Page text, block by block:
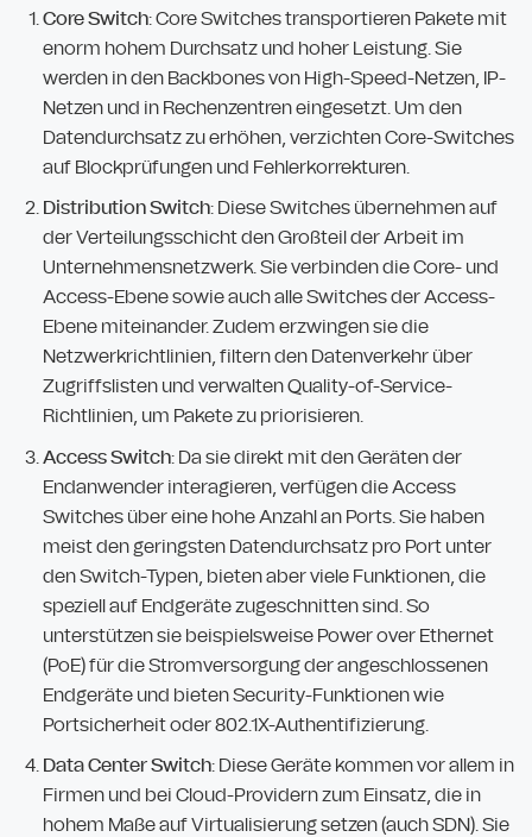
Core Switch: Core Switches transportieren Pakete mit
enorm hohem Durchsatz und hoher Leistung. Sie
werden in den Backbones von High-Speed-Netzen, IP-
Netzen und in Rechenzentren eingesetzt. Um den
Datendurchsatz zu erhöhen, verzichten Core-Switches
auf Blockprüfungen und Fehlerkorrekturen.
Distribution Switch: Diese Switches übernehmen auf
der Verteilungsschicht den Großteil der Arbeit im
Unternehmensnetzwerk. Sie verbinden die Core- und
Access-Ebene sowie auch alle Switches der Access-
Ebene miteinander. Zudem erzwingen sie die
Netzwerkrichtlinien, filtern den Datenverkehr über
Zugriffslisten und verwalten Quality-of-Service-
Richtlinien, um Pakete zu priorisieren.
Access Switch: Da sie direkt mit den Geräten der
Endanwender interagieren, verfügen die Access
Switches über eine hohe Anzahl an Ports. Sie haben
meist den geringsten Datendurchsatz pro Port unter
den Switch-Typen, bieten aber viele Funktionen, die
speziell auf Endgeräte zugeschnitten sind. So
unterstützen sie beispielsweise Power over Ethernet
(PoE) für die Stromversorgung der angeschlossenen
Endgeräte und bieten Security-Funktionen wie
Portsicherheit oder 802.1X-Authentifizierung.
Data Center Switch: Diese Geräte kommen vor allem in
Firmen und bei Cloud-Providern zum Einsatz, die in
hohem Maße auf Virtualisierung setzen (auch SDN). Sie